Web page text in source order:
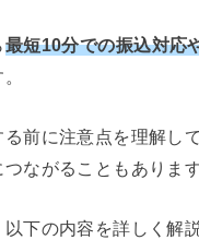
最短10分での振込対応
る前に注意点を理解し
ながることもあります
下の内容を詳しく解